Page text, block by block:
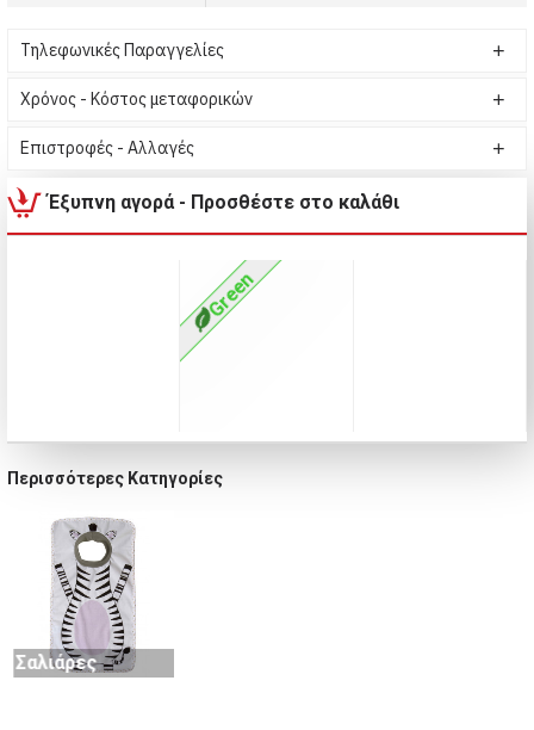
Σετ από 2 βιολογικά πιατάκια Eat Green - Γκρι (Κωδικός-Nip-37068G)
Nip, Σκεύη φαγητού, Σετ από 2 βιολογικά πιατάκια Eat Green - Γκρι
Τηλεφωνικές Παραγγελίες
Χρόνος - Κόστος μεταφορικών
Επιστροφές - Αλλαγές
Έξυπνη αγορά - Προσθέστε στο καλάθι
Green
Περισσότερες Κατηγορίες
Σαλιάρες
Μασητικά